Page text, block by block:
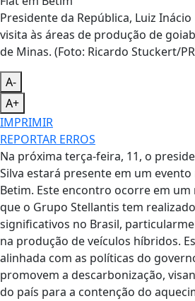
Presidente da República, Luiz
visita às áreas de produção de
de Minas. (Foto: Ricardo Stuckert/
A-
A+
IMPRIMIR
REPORTAR ERROS
Na próxima terça-feira, 11, o
Silva estará presente em um
Betim. Este encontro ocorre em
que o Grupo Stellantis tem
significativos no Brasil,
na produção de veículos híbridos.
alinhada com as políticas do
promovem a descarbonização,
do país para a contenção do